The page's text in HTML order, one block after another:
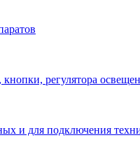
регулятора
и для подключения